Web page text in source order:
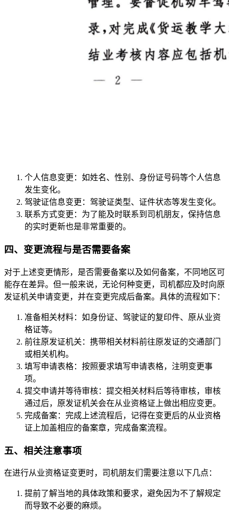
个人信息变更：如姓名、性别、身份证号码等个人信息
发生变化。
驾驶证信息变更：驾驶证类型、证件状态等发生变化。
联系方式变更：为了能及时联系到司机朋友，保持信息
的实时更新也是非常重要的。
四、变更流程与是否需要备案
对于上述变更情形，是否需要备案以及如何备案，不同地区可
能存在差异。但一般来说，无论何种变更，司机都应及时向原
发证机关申请变更，并在变更完成后备案。具体的流程如下：
准备相关材料：如身份证、驾驶证的复印件、原从业资
格证等。
前往原发证机关：携带相关材料前往原发证的交通部门
或相关机构。
填写申请表格：按照要求填写申请表格，注明变更事
项。
提交申请并等待审核：提交相关材料后等待审核，审核
通过后，原发证机关会在从业资格证上做出相应变更。
完成备案：完成上述流程后，记得在变更后的从业资格
证上加盖相应的备案章，完成备案流程。
五、相关注意事项
在进行从业资格证变更时，司机朋友们需要注意以下几点：
提前了解当地的具体政策和要求，避免因为不了解规定
而导致不必要的麻烦。